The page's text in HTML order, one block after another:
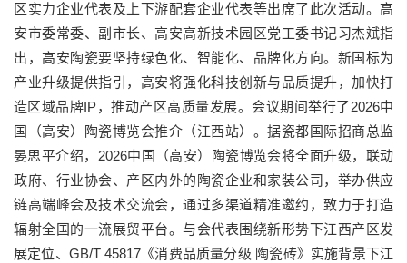
区实力企业代表及上下游配套企业代表等出席了此次活动。高
安市委常委、副市长、高安高新技术园区党工委书记习杰斌指
出，高安陶瓷要坚持绿色化、智能化、品牌化方向。新国标为
产业升级提供指引，高安将强化科技创新与品质提升，加快打
造区域品牌IP，推动产区高质量发展。会议期间举行了2026中
国（高安）陶瓷博览会推介（江西站）。据瓷都国际招商总监
晏思平介绍，2026中国（高安）陶瓷博览会将全面升级，联动
政府、行业协会、产区内外的陶瓷企业和家装公司，举办供应
链高端峰会及技术交流会，通过多渠道精准邀约，致力于打造
辐射全国的一流展贸平台。与会代表围绕新形势下江西产区发
展定位、GB/T 45817《消费品质量分级 陶瓷砖》实施背景下江